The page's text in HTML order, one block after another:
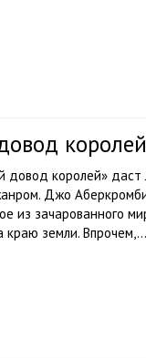
довод королей»
Джо
из зачарованного
краю земли. Впрочем,...